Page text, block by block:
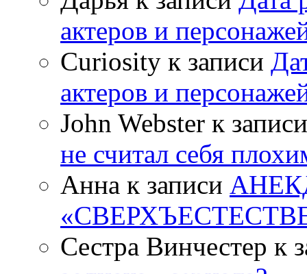
актеров и
Curiosity к записи
актеров и
John Webster к
не считал себя
Анна к записи
Сестра Винчестер к